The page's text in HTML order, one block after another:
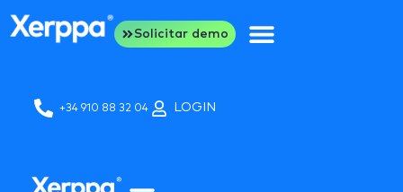
Solicitar demo
+34 910 88 32 04 LOGIN